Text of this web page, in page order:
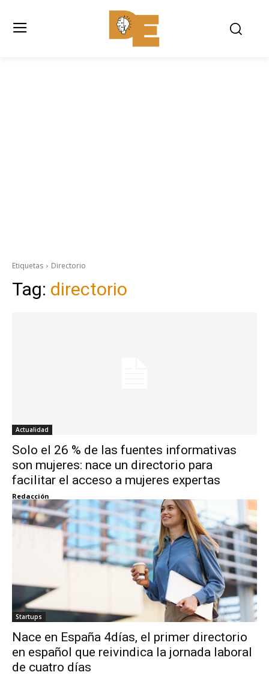
Etiquetas Directorio
Tag: directorio
Actualidad
Solo el 26 % de las fuentes informativas
son mujeres: nace un directorio para
facilitar el acceso a mujeres expertas
Redacción
Startups
Nace en España 4días, el primer directorio
en español que reivindica la jornada laboral
de cuatro días